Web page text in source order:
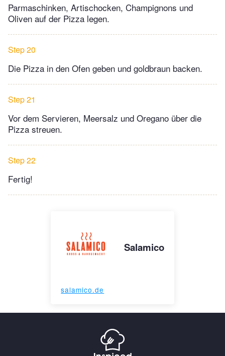
Parmaschinken, Artischocken, Champignons und
Oliven auf der Pizza legen.
Step 20
Die Pizza in den Ofen geben und goldbraun backen.
Step 21
Vor dem Servieren, Meersalz und Oregano über die
Pizza streuen.
Step 22
Fertig!
Salamico
salamico.de